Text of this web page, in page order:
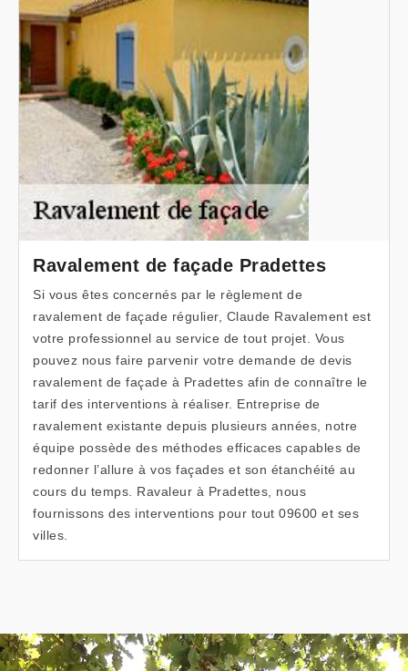
Ravalement de façade Pradettes
Si vous êtes concernés par le règlement de
ravalement de façade régulier, Claude Ravalement est
votre professionnel au service de tout projet. Vous
pouvez nous faire parvenir votre demande de devis
ravalement de façade à Pradettes afin de connaître le
tarif des interventions à réaliser. Entreprise de
ravalement existante depuis plusieurs années, notre
équipe possède des méthodes efficaces capables de
redonner l’allure à vos façades et son étanchéité au
cours du temps. Ravaleur à Pradettes, nous
fournissons des interventions pour tout 09600 et ses
villes.